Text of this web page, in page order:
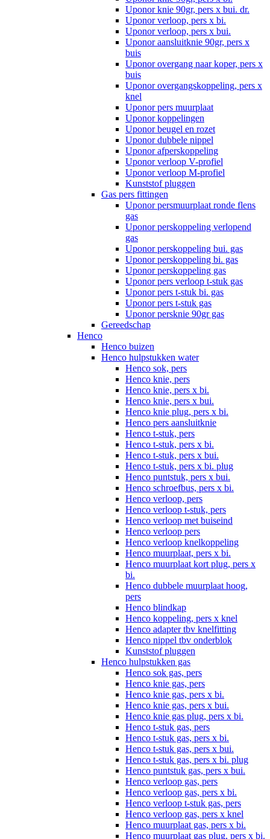
Uponor knie 90gr, pers x bui. dr.
Uponor verloop, pers x bi.
Uponor verloop, pers x bui.
Uponor aansluitknie 90gr, pers x
buis
Uponor overgang naar koper, pers x
buis
Uponor overgangskoppeling, pers x
knel
Uponor pers muurplaat
Uponor koppelingen
Uponor beugel en rozet
Uponor dubbele nippel
Uponor afperskoppeling
Uponor verloop V-profiel
Uponor verloop M-profiel
Kunststof pluggen
Gas pers fittingen
Uponor persmuurplaat ronde flens
gas
Uponor perskoppeling verlopend
gas
Uponor perskoppeling bui. gas
Uponor perskoppeling bi. gas
Uponor perskoppeling gas
Uponor pers verloop t-stuk gas
Uponor pers t-stuk bi. gas
Uponor pers t-stuk gas
Uponor persknie 90gr gas
Gereedschap
Henco
Henco buizen
Henco hulpstukken water
Henco sok, pers
Henco knie, pers
Henco knie, pers x bi.
Henco knie, pers x bui.
Henco knie plug, pers x bi.
Henco pers aansluitknie
Henco t-stuk, pers
Henco t-stuk, pers x bi.
Henco t-stuk, pers x bui.
Henco t-stuk, pers x bi. plug
Henco puntstuk, pers x bui.
Henco schroefbus, pers x bi.
Henco verloop, pers
Henco verloop t-stuk, pers
Henco verloop met buiseind
Henco verloop pers
Henco verloop knelkoppeling
Henco muurplaat, pers x bi.
Henco muurplaat kort plug, pers x
bi.
Henco dubbele muurplaat hoog,
pers
Henco blindkap
Henco koppeling, pers x knel
Henco adapter tbv knelfitting
Henco nippel tbv onderblok
Kunststof pluggen
Henco hulpstukken gas
Henco sok gas, pers
Henco knie gas, pers
Henco knie gas, pers x bi.
Henco knie gas, pers x bui.
Henco knie gas plug, pers x bi.
Henco t-stuk gas, pers
Henco t-stuk gas, pers x bi.
Henco t-stuk gas, pers x bui.
Henco t-stuk gas, pers x bi. plug
Henco puntstuk gas, pers x bui.
Henco verloop gas, pers
Henco verloop gas, pers x bi.
Henco verloop t-stuk gas, pers
Henco verloop gas, pers x knel
Henco muurplaat gas, pers x bi.
Henco muurplaat gas plug, pers x bi.